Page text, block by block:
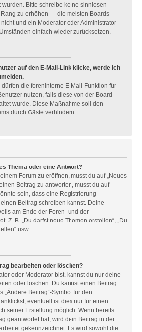
wurden. Bitte schreibe keine sinnlosen
zu erhöhen — die meisten Boards
und ein Moderator oder Administrator
einfach wieder zurücksetzen.
auf den E-Mail-Link klicke, werde ich
die foreninterne E-Mail-Funktion für
nutzen, falls diese von der Board-
wurde. Diese Maßnahme soll den
durch Gäste verhindern.
Thema oder eine Antwort?
Forum zu eröffnen, musst du auf „Neues
Beitrag zu antworten, musst du auf
sein, dass eine Registrierung
Beitrag schreiben kannst. Deine
am Ende der Foren- und der
Z. B. „Du darfst neue Themen erstellen“, „Du
usw.
bearbeiten oder löschen?
oder Moderator bist, kannst du nur deine
oder löschen. Du kannst einen Beitrag
„Ändere Beitrag“-Symbol für den
eventuell ist dies nur für einen
seiner Erstellung möglich. Wenn bereits
geantwortet hat, wird dein Beitrag in der
gekennzeichnet. Es wird sowohl die